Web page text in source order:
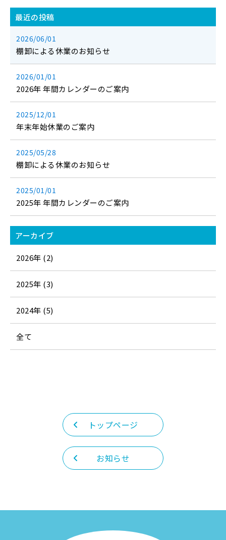
最近の投稿
2026/06/01
棚卸による休業のお知らせ
2026/01/01
2026年 年間カレンダーのご案内
2025/12/01
年末年始休業のご案内
2025/05/28
棚卸による休業のお知らせ
2025/01/01
2025年 年間カレンダーのご案内
アーカイブ
2026年 (2)
2025年 (3)
2024年 (5)
全て
トップページ
お知らせ